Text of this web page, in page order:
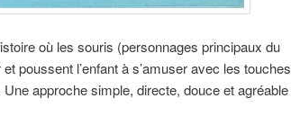
où les souris (personnages principaux du
poussent l’enfant à s’amuser avec les touches
approche simple, directe, douce et agréable